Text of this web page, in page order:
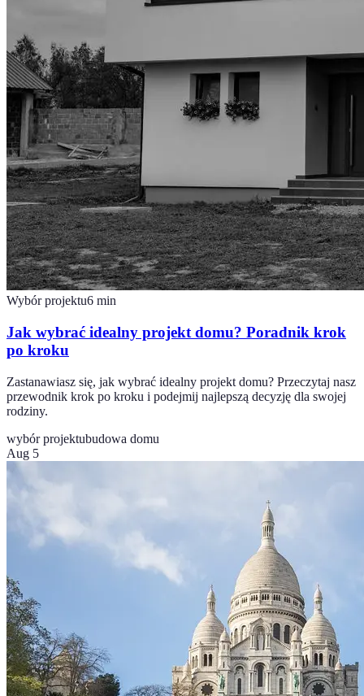
Wybór projektu6 min
Jak wybrać idealny projekt domu? Poradnik krok
po kroku
Zastanawiasz się, jak wybrać idealny projekt domu? Przeczytaj nasz
przewodnik krok po kroku i podejmij najlepszą decyzję dla swojej
rodziny.
wybór projektubudowa domu
Aug 5